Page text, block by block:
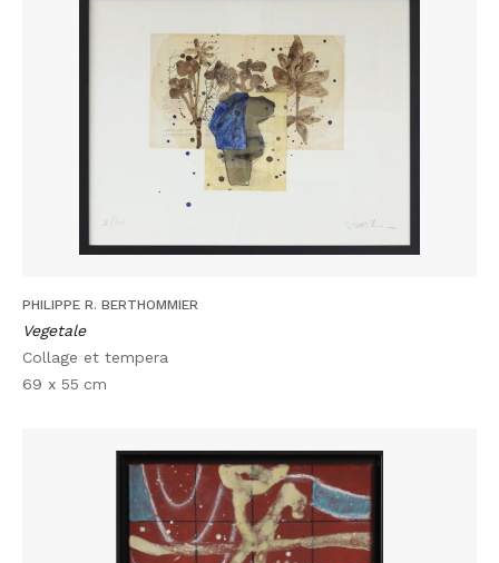
PHILIPPE R. BERTHOMMIER
Vegetale
Collage et tempera
69 x 55 cm